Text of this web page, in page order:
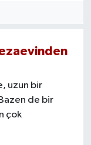
uzun bir
de bir
çok